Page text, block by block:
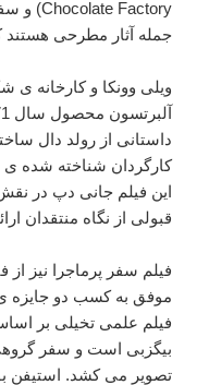
جمله آثار مطرحی
ویلی وونکا و کارخانه ی
کارگردان شناخته شده ی
این فیلم جانی دپ در
قبولی از نگاه منتقدان
فیلم سفر پرماجرا نیز
موفق به کسب دو جایزه
فیلم علمی تخیلی بر
بیگزبی است و سفر
تصویر می کشد. استیفن